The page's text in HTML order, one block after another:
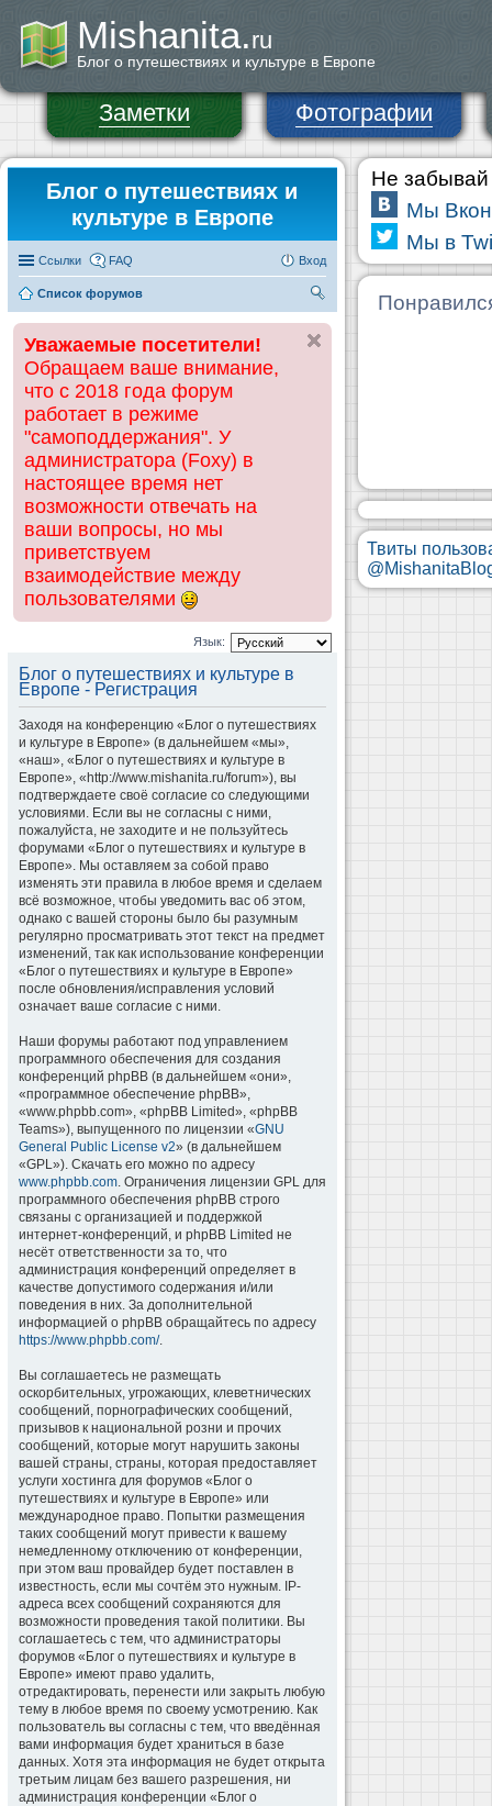
Mishanita.ru
Блог о путешествиях и культуре в Европе
Заметки Фотографии
Блог о путешествиях и
культуре в Европе
Ссылки FAQ Вход
Список форумов
ск
Уважаемые посетители!
Обращаем ваше внимание,
что с 2018 года форум
работает в режиме
"самоподдержания". У
администратора (Foxy) в
настоящее время нет
возможности отвечать на
ваши вопросы, но мы
приветствуем
взаимодействие между
пользователями
Язык:
Блог о путешествиях и культуре в
Европе - Регистрация
Заходя на конференцию «Блог о путешествиях
и культуре в Европе» (в дальнейшем «мы»,
«наш», «Блог о путешествиях и культуре в
Европе», «http://www.mishanita.ru/forum»), вы
подтверждаете своё согласие со следующими
условиями. Если вы не согласны с ними,
пожалуйста, не заходите и не пользуйтесь
форумами «Блог о путешествиях и культуре в
Европе». Мы оставляем за собой право
изменять эти правила в любое время и сделаем
всё возможное, чтобы уведомить вас об этом,
однако с вашей стороны было бы разумным
регулярно просматривать этот текст на предмет
изменений, так как использование конференции
«Блог о путешествиях и культуре в Европе»
после обновления/исправления условий
означает ваше согласие с ними.
Наши форумы работают под управлением
программного обеспечения для создания
конференций phpBB (в дальнейшем «они»,
«программное обеспечение phpBB»,
«www.phpbb.com», «phpBB Limited», «phpBB
Teams»), выпущенного по лицензии «GNU
General Public License v2» (в дальнейшем
«GPL»). Скачать его можно по адресу
www.phpbb.com. Ограничения лицензии GPL для
программного обеспечения phpBB строго
связаны с организацией и поддержкой
интернет-конференций, и phpBB Limited не
несёт ответственности за то, что
администрация конференций определяет в
качестве допустимого содержания и/или
поведения в них. За дополнительной
информацией о phpBB обращайтесь по адресу
https://www.phpbb.com/.
Вы соглашаетесь не размещать
оскорбительных, угрожающих, клеветнических
сообщений, порнографических сообщений,
призывов к национальной розни и прочих
сообщений, которые могут нарушить законы
вашей страны, страны, которая предоставляет
услуги хостинга для форумов «Блог о
путешествиях и культуре в Европе» или
международное право. Попытки размещения
таких сообщений могут привести к вашему
немедленному отключению от конференции,
при этом ваш провайдер будет поставлен в
известность, если мы сочтём это нужным. IP-
адреса всех сообщений сохраняются для
возможности проведения такой политики. Вы
соглашаетесь с тем, что администраторы
форумов «Блог о путешествиях и культуре в
Европе» имеют право удалить,
отредактировать, перенести или закрыть любую
тему в любое время по своему усмотрению. Как
пользователь вы согласны с тем, что введённая
вами информация будет храниться в базе
данных. Хотя эта информация не будет открыта
третьим лицам без вашего разрешения, ни
администрация конференции «Блог о
Не забывай
Мы
Мы в
Твиты